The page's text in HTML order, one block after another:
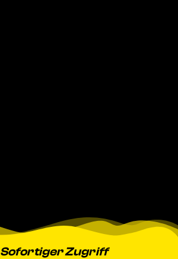
Sofortiger Zugriff